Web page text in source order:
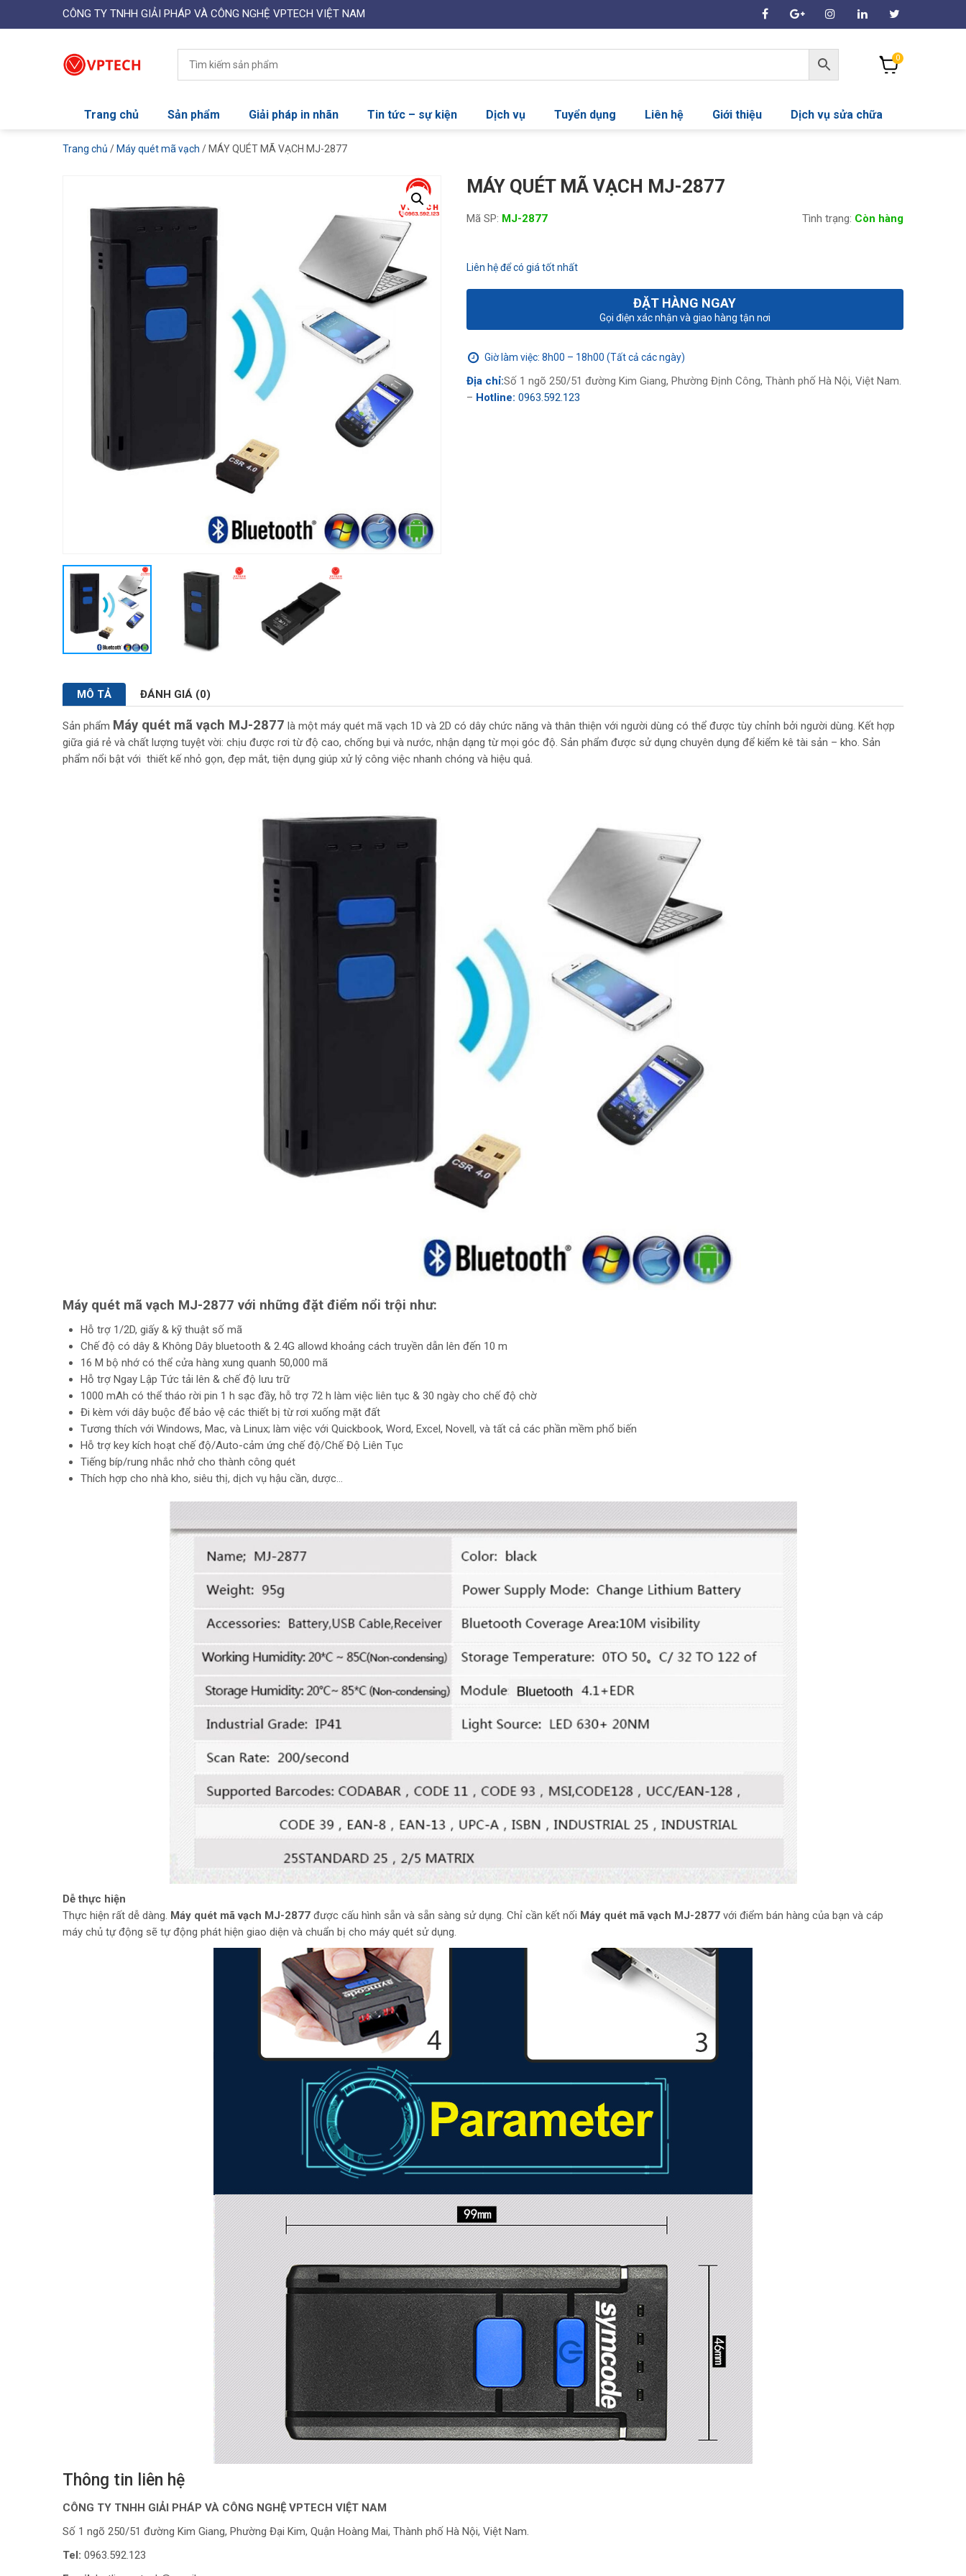
CÔNG TY TNHH GIẢI PHÁP VÀ CÔNG NGHỆ VPTECH VIỆT NAM
0
Trang chủ Sản phẩm Giải pháp in nhãn Tin tức – sự kiện Dịch vụ Tuyển dụng Liên hệ Giới thiệu Dịch vụ sửa chữa
Trang chủ / Máy quét mã vạch / MÁY QUÉT MÃ VẠCH MJ-2877
MÁY QUÉT MÃ VẠCH MJ-2877
Mã SP: MJ-2877 Tình trạng: Còn hàng
Liên hệ để có giá tốt nhất
ĐẶT HÀNG NGAY
Gọi điện xác nhận và giao hàng tận nơi
Giờ làm việc: 8h00 – 18h00 (Tất cả các ngày)
Địa chỉ:Số 1 ngõ 250/51 đường Kim Giang, Phường Định Công, Thành phố Hà Nội, Việt Nam.
– Hotline: 0963.592.123
MÔ TẢ ĐÁNH GIÁ (0)
Sản phẩm Máy quét mã vạch MJ-2877 là một máy quét mã vạch 1D và 2D có dây chức năng và thân thiện với người dùng có thể được tùy chỉnh bởi người dùng. Kết hợp
giữa giá rẻ và chất lượng tuyệt vời: chịu được rơi từ độ cao, chống bụi và nước, nhận dạng từ mọi góc độ. Sản phẩm được sử dụng chuyên dụng để kiểm kê tài sản – kho. Sản
phẩm nổi bật với thiết kế nhỏ gọn, đẹp mắt, tiện dụng giúp xử lý công việc nhanh chóng và hiệu quả.
Máy quét mã vạch MJ-2877 với những đặt điểm nổi trội như:
Hỗ trợ 1/2D, giấy & kỹ thuật số mã
Chế độ có dây & Không Dây bluetooth & 2.4G allowd khoảng cách truyền dẫn lên đến 10 m
16 M bộ nhớ có thể cửa hàng xung quanh 50,000 mã
Hỗ trợ Ngay Lập Tức tải lên & chế độ lưu trữ
1000 mAh có thể tháo rời pin 1 h sạc đầy, hỗ trợ 72 h làm việc liên tục & 30 ngày cho chế độ chờ
Đi kèm với dây buộc để bảo vệ các thiết bị từ rơi xuống mặt đất
Tương thích với Windows, Mac, và Linux; làm việc với Quickbook, Word, Excel, Novell, và tất cả các phần mềm phổ biến
Hỗ trợ key kích hoạt chế độ/Auto-cảm ứng chế độ/Chế Độ Liên Tục
Tiếng bíp/rung nhắc nhở cho thành công quét
Thích hợp cho nhà kho, siêu thị, dịch vụ hậu cần, dược…
Dễ thực hiện
Thực hiện rất dễ dàng. Máy quét mã vạch MJ-2877 được cấu hình sẵn và sẵn sàng sử dụng. Chỉ cần kết nối Máy quét mã vạch MJ-2877 với điểm bán hàng của bạn và cáp
máy chủ tự động sẽ tự động phát hiện giao diện và chuẩn bị cho máy quét sử dụng.
Thông tin liên hệ
CÔNG TY TNHH GIẢI PHÁP VÀ CÔNG NGHỆ VPTECH VIỆT NAM
Số 1 ngõ 250/51 đường Kim Giang, Phường Đại Kim, Quận Hoàng Mai, Thành phố Hà Nội, Việt Nam.
Tel: 0963.592.123